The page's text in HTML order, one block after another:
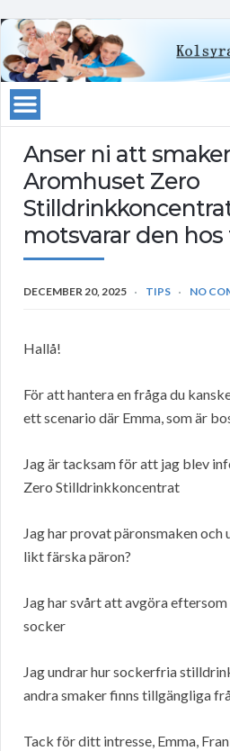
Anser ni att
Aromhuset Zero
motsvarar den hos
DECEMBER 20, 2025 TIPS NO
Hallå!
För att hantera en fråga du
ett scenario där Emma, som är
Jag är tacksam för att jag blev
Zero Stilldrinkkoncentrat
Jag har provat päronsmaken och
likt färska päron?
Jag har svårt att avgöra eftersom
socker
Jag undrar hur sockerfria
andra smaker finns tillgängliga
Tack för ditt intresse, Emma,